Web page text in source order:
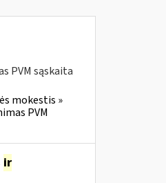
PVM sąskaita
mokestis »
PVM
ir